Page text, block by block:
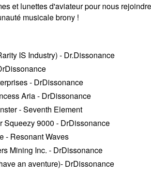
et lunettes d'aviateur pour nous
musicale brony !
IS Industry) - Dr.Dissonance
- DrDissonance
Aria - DrDissonance
- Seventh Element
Squeezy 9000 - DrDissonance
- Resonant Waves
Mining Inc. - DrDissonance
an aventure)- DrDissonance